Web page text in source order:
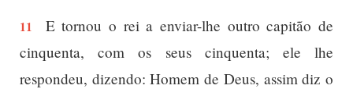
11
E tornou o rei a enviar-lhe outro capitão de
cinquenta, com os seus cinquenta; ele lhe
respondeu, dizendo: Homem de Deus, assim diz o